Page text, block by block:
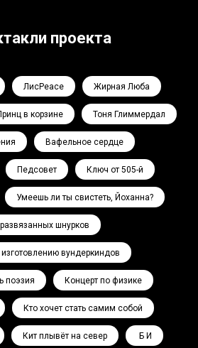
проекта
ЛисPeace Жирная Люба
в корзине Тоня Глиммердал
Вафельное сердце
Педсовет Ключ от 505-й
Умеешь ли ты свистеть, Йоханна?
шнурков
вундеркиндов
поэзия Концерт по физике
Кто хочет стать самим собой
Кит плывёт на север Ә Б И